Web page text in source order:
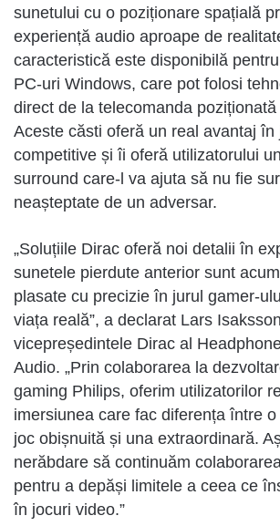
sunetului cu o poziționare spațială
experiență audio aproape de
caracteristică este disponibilă
PC-uri Windows, care pot folosi
direct de la telecomanda
Aceste căsti oferă un real avantaj în
competitive și îi oferă utilizatorului
surround care-l va ajuta să nu fie
neașteptate de un adversar.
„Soluțiile Dirac oferă noi detalii în
sunetele pierdute anterior sunt
plasate cu precizie în jurul gamer-
viața reală”, a declarat Lars
vicepreședintele Dirac al
Audio. „Prin colaborarea la
gaming Philips, oferim utilizatorilor
imersiunea care fac diferența între
joc obișnuită și una extraordinară.
nerăbdare să continuăm
pentru a depăși limitele a ceea ce
în jocuri video.”